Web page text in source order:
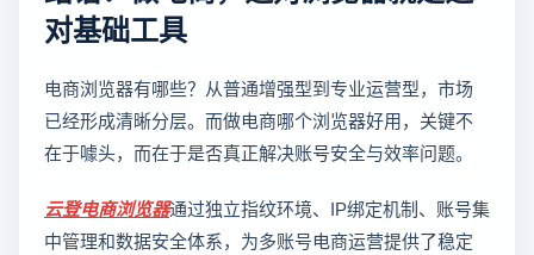
对基础工具
电商浏览器有哪些？从普通增强型到专业运营型，市场
已经形成清晰分层。而做电商哪个浏览器好用，关键不
在于噱头，而在于是否真正解决账号安全与效率问题。
云登电商浏览器通过独立指纹环境、IP绑定机制、账号集
中管理和数据安全体系，为多账号电商运营提供了稳定